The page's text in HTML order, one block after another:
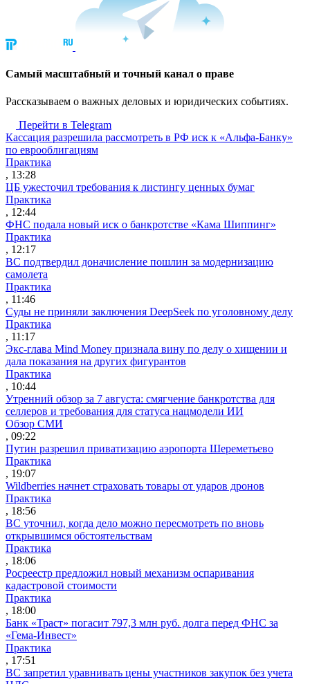
Cамый масштабный и точный канал о праве
Рассказываем о важных деловых и юридических событиях.
Перейти в Telegram
Кассация разрешила рассмотреть в РФ иск к «Альфа-Банку»
по еврооблигациям
Практика
, 13:28
ЦБ ужесточил требования к листингу ценных бумаг
Практика
, 12:44
ФНС подала новый иск о банкротстве «Кама Шиппинг»
Практика
, 12:17
ВС подтвердил доначисление пошлин за модернизацию
самолета
Практика
, 11:46
Суды не приняли заключения DeepSeek по уголовному делу
Практика
, 11:17
Экс-глава Mind Money признала вину по делу о хищении и
дала показания на других фигурантов
Практика
, 10:44
Утренний обзор за 7 августа: смягчение банкротства для
селлеров и требования для статуса нацмодели ИИ
Обзор СМИ
, 09:22
Путин разрешил приватизацию аэропорта Шереметьево
Практика
, 19:07
Wildberries начнет страховать товары от ударов дронов
Практика
, 18:56
ВС уточнил, когда дело можно пересмотреть по вновь
открывшимся обстоятельствам
Практика
, 18:06
Росреестр предложил новый механизм оспаривания
кадастровой стоимости
Практика
, 18:00
Банк «Траст» погасит 797,3 млн руб. долга перед ФНС за
«Гема-Инвест»
Практика
, 17:51
ВС запретил уравнивать цены участников закупок без учета